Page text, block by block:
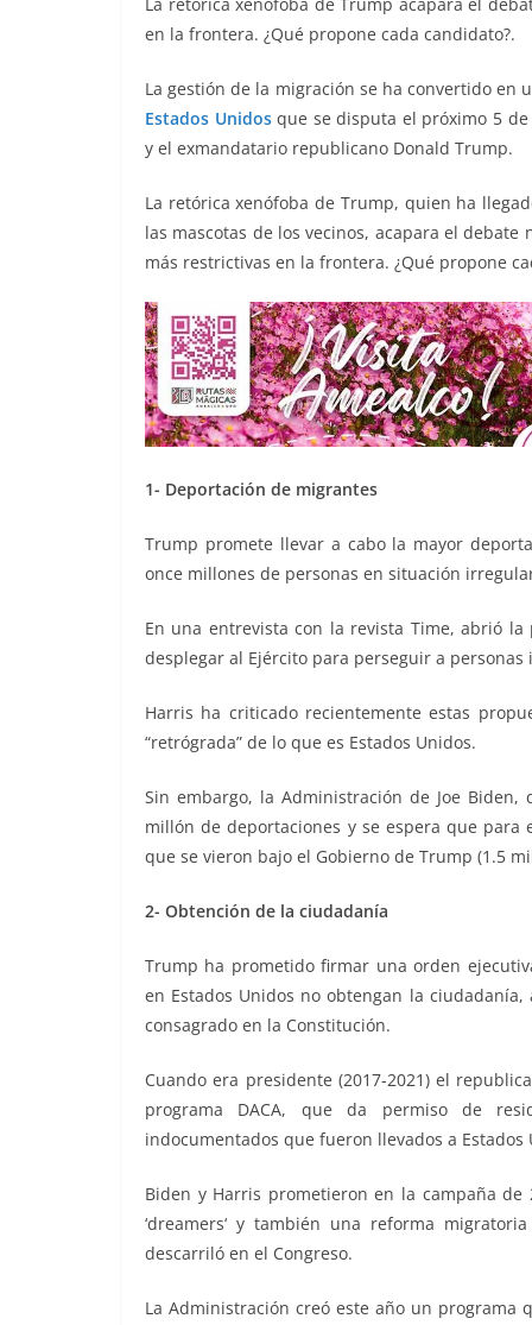
o
k
p n m
en la frontera. ¿Qué propone cada candidato?.
La gestión de la migración se ha convertido en
Estados Unidos que se disputa el próximo 5
y el exmandatario republicano Donald Trump.
La retórica xenófoba de Trump, quien ha
las mascotas de los vecinos, acapara el
más restrictivas en la frontera. ¿Qué propone
1- Deportación de migrantes
Trump promete llevar a cabo la mayor
once millones de personas en situación
En una entrevista con la revista Time, abrió
desplegar al Ejército para perseguir a personas
Harris ha criticado recientemente estas
“retrógrada” de lo que es Estados Unidos.
Sin embargo, la Administración de Joe
millón de deportaciones y se espera que
que se vieron bajo el Gobierno de Trump (1.5
2- Obtención de la ciudadanía
Trump ha prometido firmar una orden
en Estados Unidos no obtengan la
consagrado en la Constitución.
Cuando era presidente (2017-2021) el
programa DACA, que da permiso de
indocumentados que fueron llevados a
Biden y Harris prometieron en la campaña
‘dreamers‘ y también una reforma
descarriló en el Congreso.
La Administración creó este año un